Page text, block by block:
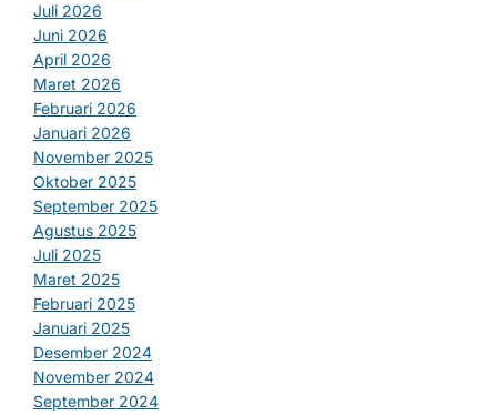
Juli 2026
Juni 2026
April 2026
Maret 2026
Februari 2026
Januari 2026
November 2025
Oktober 2025
September 2025
Agustus 2025
Juli 2025
Maret 2025
Februari 2025
Januari 2025
Desember 2024
November 2024
September 2024